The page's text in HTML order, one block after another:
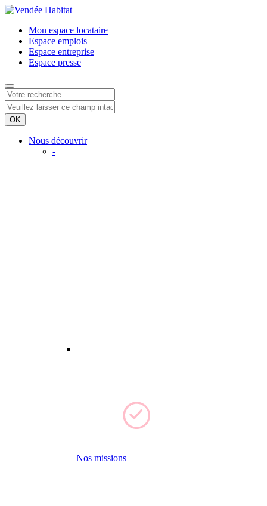
Mon espace locataire
Espace emplois
Espace entreprise
Espace presse
Nous découvrir
-
Nos missions